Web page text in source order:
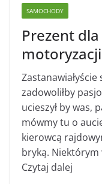
SAMOCHODY
Prezent
motoryzacji
zadowoliłby
ucieszył by was,
mówmy tu o
kierowcą
bryką. Niektórym
Czytaj dalej